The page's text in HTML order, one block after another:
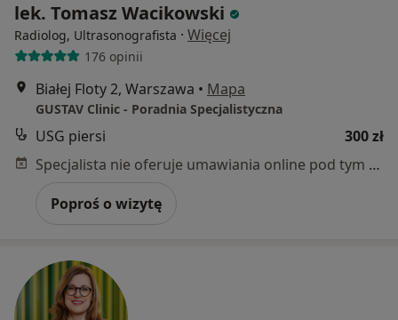
lek. Tomasz Wacikowski
Radiolog, Ultrasonografista · Więcej
176 opinii
Białej Floty 2, Warszawa • Mapa
GUSTAV Clinic - Poradnia Specjalistyczna
USG piersi
300 zł
Specjalista nie oferuje umawiania online pod tym adresem.
Poproś o wizytę